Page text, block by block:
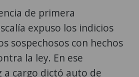
de primera
expuso los indicios
sospechosos con hechos
la ley. En ese
a cargo dictó auto de